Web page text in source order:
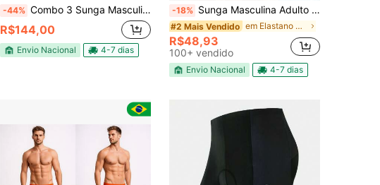
-44% Combo 3 Sunga Masculina Slim 6cm Lateral Diandrher- Café, Nude e Caramelo
R$144,00
Envio Nacional 4-7 dias
-18% Sunga Masculina Adulto Básica Lycra Premium Cores Lateral Fina 6cm
#2 Mais Vendido em Elastano Shorts de praia masculinos
R$48,93
100+ vendido
Envio Nacional 4-7 dias